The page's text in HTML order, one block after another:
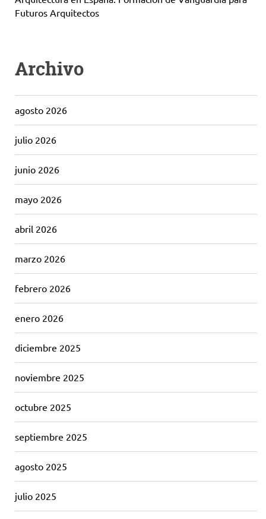
Futuros Arquitectos
Archivo
agosto 2026
julio 2026
junio 2026
mayo 2026
abril 2026
marzo 2026
febrero 2026
enero 2026
diciembre 2025
noviembre 2025
octubre 2025
septiembre 2025
agosto 2025
julio 2025